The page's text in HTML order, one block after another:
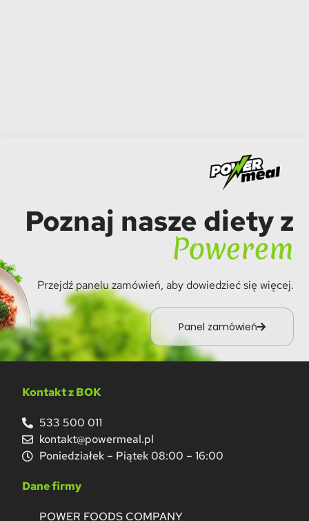
Poznaj nasze diety z
Powerem
Przejdź panelu zamówień, aby dowiedzieć się więcej.
Panel zamówień
Kontakt z BOK
533 500 011
kontakt@powermeal.pl
Poniedziałek – Piątek 08:00 – 16:00
Dane firmy
POWER FOODS COMPANY